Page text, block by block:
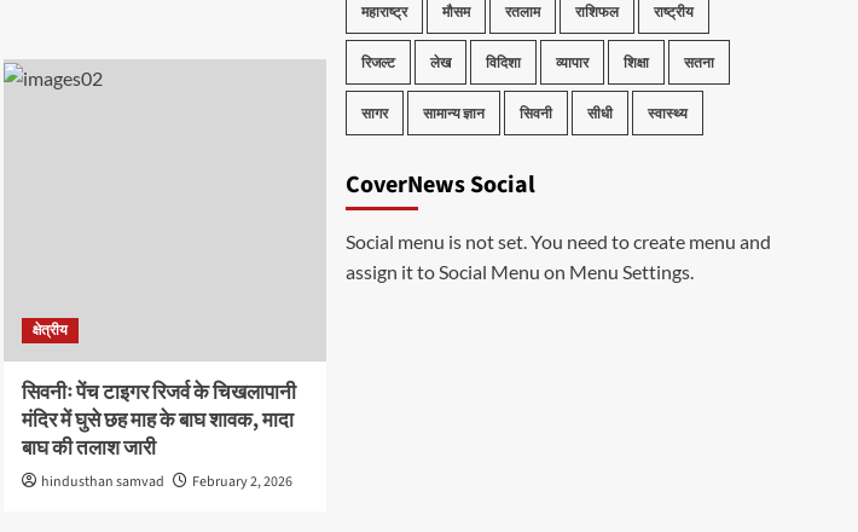
क्षेत्रीय
सिवनीः पेंच टाइगर रिजर्व के चिखलापानी
मंदिर में घुसे छह माह के बाघ शावक, मादा
बाघ की तलाश जारी
hindusthan samvad February 2, 2026
महाराष्ट्र मौसम रतलाम राशिफल राष्ट्रीय
रिजल्ट लेख विदिशा व्यापार शिक्षा सतना
सागर सामान्य ज्ञान सिवनी सीधी स्वास्थ्य
CoverNews Social
Social menu is not set. You need to create menu and
assign it to Social Menu on Menu Settings.